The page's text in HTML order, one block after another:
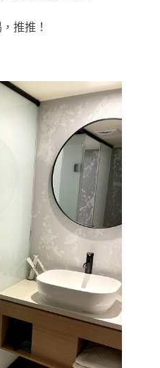
推推！